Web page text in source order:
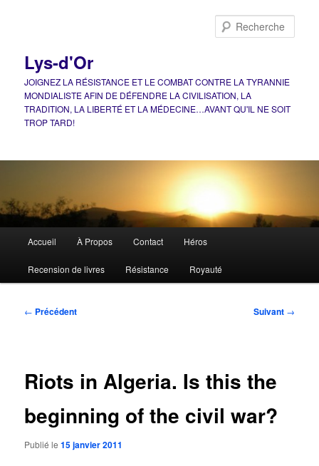
Lys-d'Or
JOIGNEZ LA RÉSISTANCE ET LE COMBAT CONTRE LA TYRANNIE
MONDIALISTE AFIN DE DÉFENDRE LA CIVILISATION, LA
TRADITION, LA LIBERTÉ ET LA MÉDECINE…AVANT QU'IL NE SOIT
TROP TARD!
principal
Accueil À Propos Contact Héros
Recension de livres Résistance Royauté
Navigation
← Précédent Suivant →
Riots in Algeria. Is this the
beginning of the civil war?
Publié le15 janvier 2011